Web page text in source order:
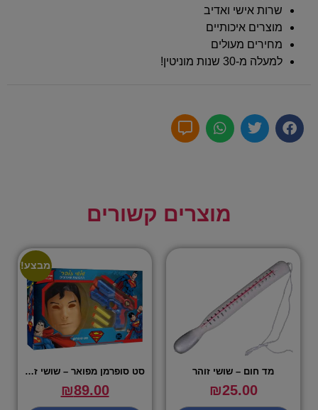
שרות אישי ואדיב
מוצרים איכותיים
מחירים מעולים
למעלה מ-30 שנות מוניטין!
מוצרים קשורים
מד חום – שושי זוהר
₪25.00
מבצע!
סט סופרמן מפואר – שושי זוהר
₪89.00